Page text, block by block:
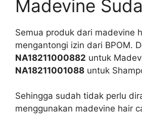
Madevine
Semua produk dari madevine
mengantongi izin dari BPOM.
NA18211000882 untuk
NA18211001088 untuk
Sehingga sudah tidak perlu
menggunakan madevine hair